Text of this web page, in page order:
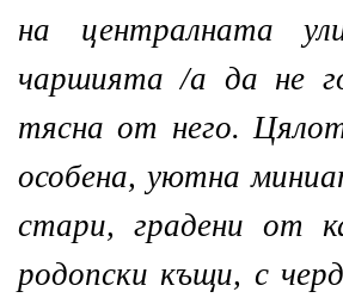
на централната
чаршията /а да не
тясна от него.
особена, уютна
стари, градени от
родопски къщи, с